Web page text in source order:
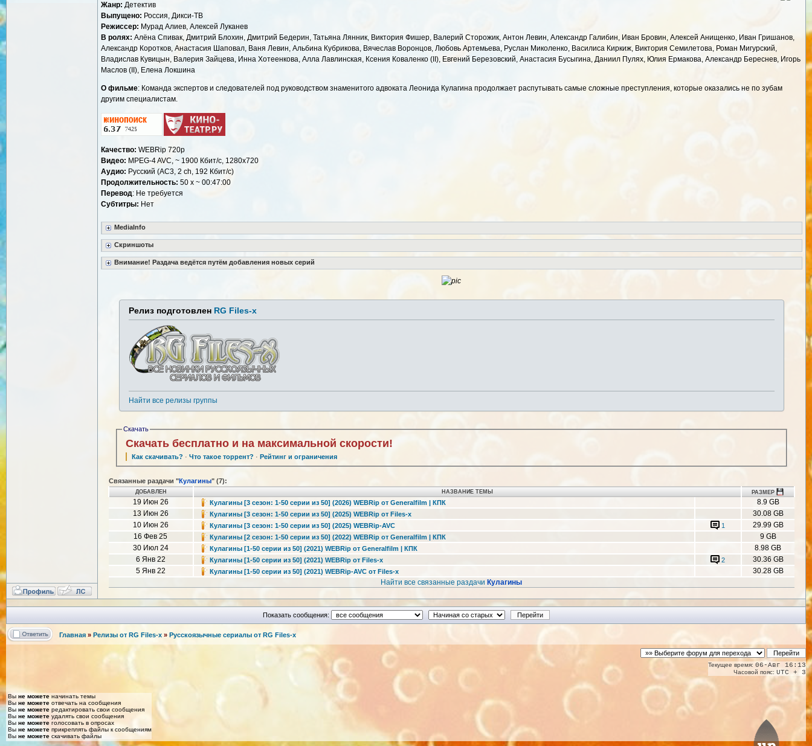
Жанр: Детектив
Выпущено: Россия, Дикси-ТВ
Режиссер: Мурад Алиев, Алексей Луканев
В ролях: Алёна Спивак, Дмитрий Блохин, Дмитрий Бедерин, Татьяна Лянник, Виктория Фишер, Валерий Сторожик, Антон Левин, Александр Галибин, Иван Бровин, Алексей Анищенко, Иван Гришанов,
Александр Коротков, Анастасия Шаповал, Ваня Левин, Альбина Кубрикова, Вячеслав Воронцов, Любовь Артемьева, Руслан Миколенко, Василиса Киркиж, Виктория Семилетова, Роман Мигурский,
Владислав Кувицын, Валерия Зайцева, Инна Хотеенкова, Алла Лавлинская, Ксения Коваленко (II), Евгений Березовский, Анастасия Бусыгина, Даниил Пулях, Юлия Ермакова, Александр Береснев, Игорь
Маслов (II), Елена Локшина
О фильме: Команда экспертов и следователей под руководством знаменитого адвоката Леонида Кулагина продолжает распутывать самые сложные преступления, которые оказались не по зубам
другим специалистам.
Качество: WEBRip 720p
Видео: MPEG-4 AVC, ~ 1900 Кбит/с, 1280x720
Аудио: Русский (AC3, 2 ch, 192 Кбит/с)
Продолжительность: 50 x ~ 00:47:00
Перевод: Не требуется
Субтитры: Нет
MediaInfo
Скриншоты
Внимание! Раздача ведётся путём добавления новых серий
Релиз подготовлен RG Files-x
Найти все релизы группы
Скачать
Скачать бесплатно и на максимальной скорости!
Как скачивать? ·Что такое торрент? · Рейтинг и ограничения
Связанные раздачи "Кулагины" (7):
ДОБАВЛЕН НАЗВАНИЕ ТЕМЫ РАЗМЕР
19 Июн 26 Кулагины [3 сезон: 1-50 серии из 50] (2026) WEBRip от Generalfilm | КПК
8.9 GB
13 Июн 26
Кулагины [3 сезон: 1-50 серии из 50] (2025) WEBRip от Files-x
30.08 GB
10 Июн 26
Кулагины [3 сезон: 1-50 серии из 50] (2025) WEBRip-AVC 1
29.99 GB
16 Фев 25
Кулагины [2 сезон: 1-50 серии из 50] (2022) WEBRip от Generalfilm | КПК
9 GB
30 Июл 24
Кулагины [1-50 серии из 50] (2021) WEBRip от Generalfilm | КПК
8.98 GB
6 Янв 22
Кулагины [1-50 серии из 50] (2021) WEBRip от Files-x 2
30.36 GB
5 Янв 22
Кулагины [1-50 серии из 50] (2021) WEBRip-AVC от Files-x
30.28 GB
Найти все связанные раздачи Кулагины
Показать сообщения:
Главная » Релизы от RG Files-x » Русскоязычные сериалы от RG Files-x
Текущее время: 06-Авг 16:13
Часовой пояс: UTC + 3
Вы не можете начинать темы
Вы не можете отвечать на сообщения
Вы не можете редактировать свои сообщения
Вы не можете удалять свои сообщения
Вы не можете голосовать в опросах
Вы не можете прикреплять файлы к сообщениям
Вы не можете скачивать файлы